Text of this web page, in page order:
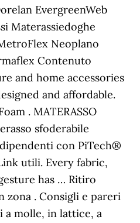
EvergreenWeb
Materassiedoghe
Neoplano
Contenuto
and home accessories
and affordable.
. MATERASSO
sfoderabile
con PiTech®
utili. Every fabric,
has … Ritiro
. Consigli e pareri
a molle, in lattice, a